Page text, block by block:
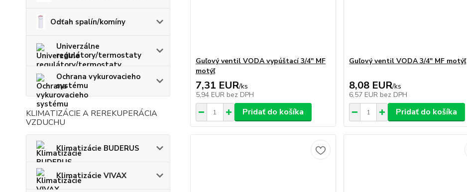
Odťah spalín/komíny
Univerzálne
regulátory/termostaty
Ochrana vykurovacieho
systému
KLIMATIZÁCIE A REREKUPERÁCIA
VZDUCHU
Klimatizácie BUDERUS
Klimatizácie VIVAX
Guľový ventil VODA vypúštací 3/4" MF
motýľ
7,31 EUR/ks
5,94 EUR bez DPH
Pridať do košíka
Guľový ventil VODA 3/4" MF motýľ
8,08 EUR/ks
6,57 EUR bez DPH
Pridať do košíka